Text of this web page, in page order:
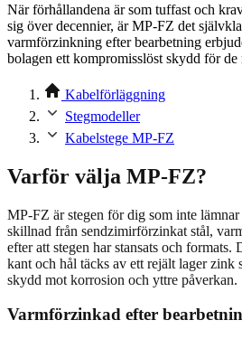
När förhållandena är som tuffast och
sig över decennier, är MP-FZ det
varmförzinkning efter bearbetning
bolagen ett kompromisslöst skydd för
Kabelförläggning
Stegmodeller
Kabelstege MP-FZ
Varför välja MP-FZ?
MP-FZ är stegen för dig som inte
skillnad från sendzimirförzinkat stål,
efter att stegen har stansats och formats.
kant och hål täcks av ett rejält lager zink
skydd mot korrosion och yttre påverkan.
Varmförzinkad efter